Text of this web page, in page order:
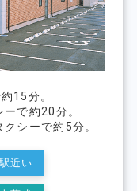
15分。
で約20分。
シーで約5分。
近い